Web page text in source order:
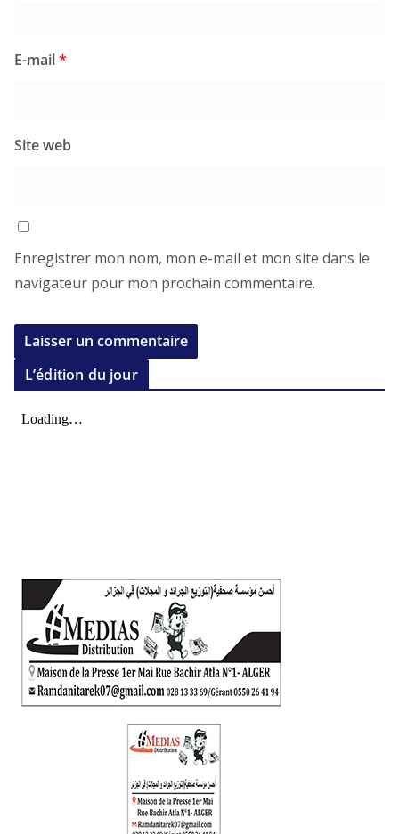
E-mail*
Site web
Enregistrer mon nom, mon e-mail et mon site dans le
navigateur pour mon prochain commentaire.
L’édition du jour